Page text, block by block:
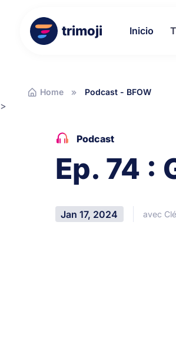
trimoji Inicio
Home Podcast - BFOW
>
Podcast
Ep. 74 :
Jan 17, 2024 avec